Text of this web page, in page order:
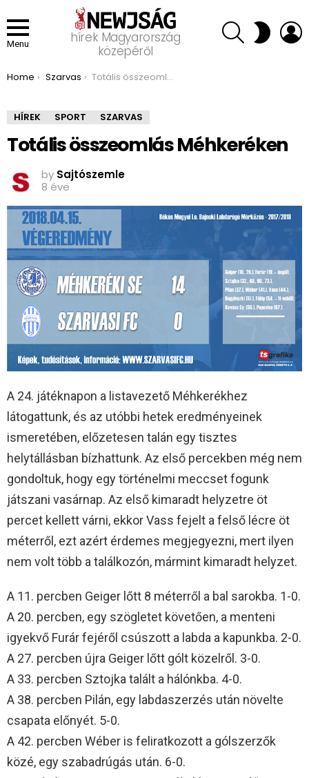
Menu
hírek Magyarország
közepéről
SEARCH SWITCH
SKIN
You are here:
Home Szarvas Totális összeomlás Méhkeréken
HÍREK SPORT SZARVAS
Totális összeomlás Méhkeréken
by Sajtószemle
8 éve
A 24. játéknapon a listavezető Méhkerékhez
látogattunk, és az utóbbi hetek eredményeinek
ismeretében, előzetesen talán egy tisztes
helytállásban bízhattunk. Az első percekben még nem
gondoltuk, hogy egy történelmi meccset fogunk
játszani vasárnap. Az első kimaradt helyzetre öt
percet kellett várni, ekkor Vass fejelt a felső lécre öt
méterről, ezt azért érdemes megjegyezni, mert ilyen
nem volt több a találkozón, mármint kimaradt helyzet.
A 11. percben Geiger lőtt 8 méterről a bal sarokba. 1-0.
A 20. percben, egy szögletet követően, a menteni
igyekvő Furár fejéről csúszott a labda a kapunkba. 2-0.
A 27. percben újra Geiger lőtt gólt közelről. 3-0.
A 33. percben Sztojka talált a hálónkba. 4-0.
A 38. percben Pilán, egy labdaszerzés után növelte
csapata előnyét. 5-0.
A 42. percben Wéber is feliratkozott a gólszerzők
közé, egy szabadrúgás után. 6-0.